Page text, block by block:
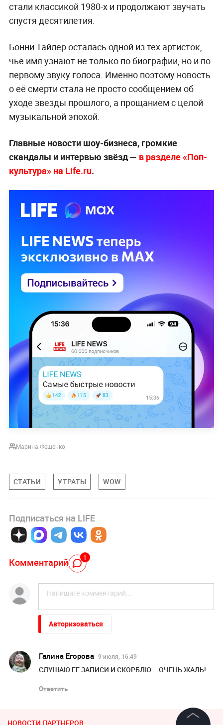
стали классикой 1980-х и продолжают звучать
спустя десятилетия.
Бонни Тайлер осталась одной из тех артисток,
чьё имя узнают не только по биографии, но и по
первому звуку голоса. Именно поэтому новость
о её смерти стала не просто сообщением об
уходе звезды прошлого, а прощанием с целой
музыкальной эпохой.
Главные новости шоу-бизнеса, громкие
скандалы и интервью звёзд — в разделе «Поп-
культура» на Life.ru.
Марина Фещенко
СТАТЬИ УТРАТЫ WOW
Подписаться на LIFE
Комментарий 1
Авторизоваться
Галина Егорова 9 июля, 16:49
СЛУШАЮ ЕЕ ЗАПИСИ И СКОРБЛЮ... ОЧЕНЬ ЖАЛЬ!
Ответить
НОВОСТИ ПАРТНЕРОВ